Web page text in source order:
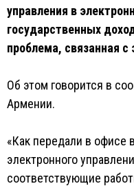
управления в
государственных
проблема, связанная
Об этом говорится в
Армении.
«Как передали в офисе
электронного
соответствующие